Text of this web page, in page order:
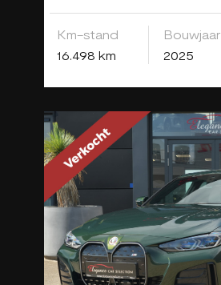
Km-stand
16.498 km
Bouwjaar
2025